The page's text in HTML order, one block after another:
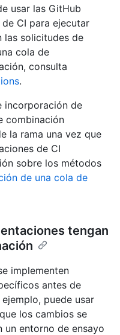
usar las GitHub
CI para ejecutar
las solicitudes de
cola de
consulta
.
incorporación de
combinación
la rama una vez que
de CI
sobre los métodos
de una cola de
tengan
implementen
antes de
puede usar
los cambios se
un entorno de ensayo